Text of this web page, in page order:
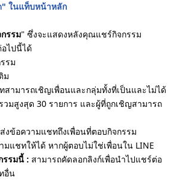
" ในแท็บหน้าหลัก
รรม" ซึ่งจะแสดงหลังคุณแชร์กิจกรรม
ไปนี้ได้
รม
ม
สามารถเชิญเพื่อนและกลุ่มทั้งที่เป็นและไม่ได้
มสูงสุด 30 รายการ และผู้ที่ถูกเชิญสามารถ
ส่งข้อความแชทถึงเพื่อนที่ตอบกิจกรรม
แชทให้ได้ หากผู้ตอบไม่ใช่เพื่อนใน LINE
รรมนี้ : สามารถคัดลอกลิงก์เพื่อนำไปแชร์ต่อ
อื่น